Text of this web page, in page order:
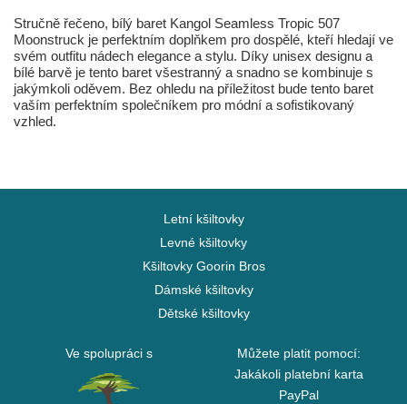
Stručně řečeno, bílý baret Kangol Seamless Tropic 507
Moonstruck je perfektním doplňkem pro dospělé, kteří hledají ve
svém outfitu nádech elegance a stylu. Díky unisex designu a
bílé barvě je tento baret všestranný a snadno se kombinuje s
jakýmkoli oděvem. Bez ohledu na příležitost bude tento baret
vaším perfektním společníkem pro módní a sofistikovaný
vzhled.
Letní kšiltovky
Levné kšiltovky
Kšiltovky Goorin Bros
Dámské kšiltovky
Dětské kšiltovky
Ve spolupráci s
Můžete platit pomocí:
Jakákoli platební karta
PayPal